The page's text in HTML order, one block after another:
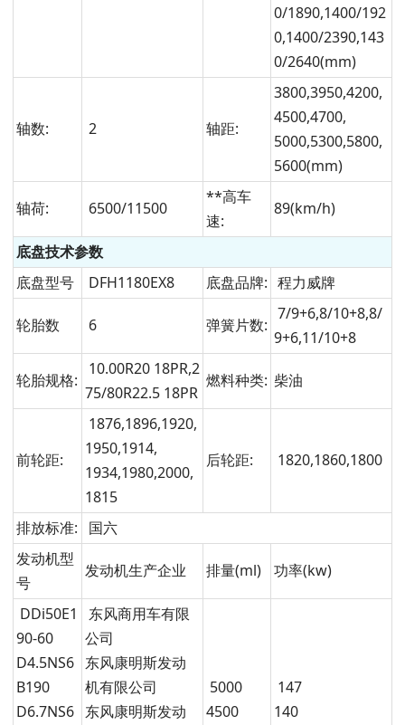
0/1890,1400/192
0,1400/2390,143
0/2640(mm)
轴数: 2 轴距:
3800,3950,4200,
4500,4700,
5000,5300,5800,
5600(mm)
轴荷: 6500/11500
**高车
速:
89(km/h)
底盘技术参数
底盘型号
DFH1180EX8 底盘品牌: 程力威牌
轮胎数 6 弹簧片数:
7/9+6,8/10+8,8/
9+6,11/10+8
轮胎规格:
10.00R20 18PR,2
75/80R22.5 18PR
燃料种类: 柴油
前轮距:
1876,1896,1920,
1950,1914,
1934,1980,2000,
1815
后轮距: 1820,1860,1800
排放标准:
国六
发动机型
号
发动机生产企业 排量(ml) 功率(kw)
DDi50E1
90-60
D4.5NS6
B190
D6.7NS6
东风商用车有限
公司
东风康明斯发动
机有限公司
东风康明斯发动
5000
4500
147
140